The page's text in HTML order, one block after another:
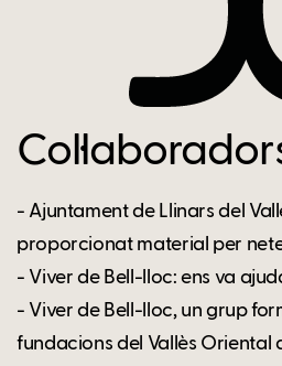
- Ajuntament de Llinars del
proporcionat material per
- Viver de Bell-lloc: ens va
- Viver de Bell-lloc, un grup
fundacions del Vallès Oriental